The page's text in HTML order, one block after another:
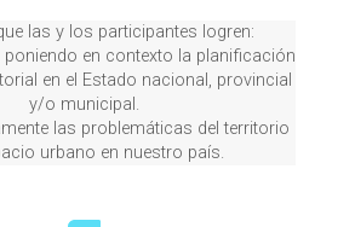
las y los participantes logren:
poniendo en contexto la planificación
en el Estado nacional, provincial
y/o municipal.
las problemáticas del territorio
urbano en nuestro país.